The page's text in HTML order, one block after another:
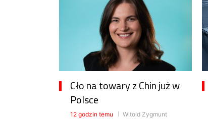
Cło na towary z Chin już w
Polsce
12 godzin temu Witold Zygmunt